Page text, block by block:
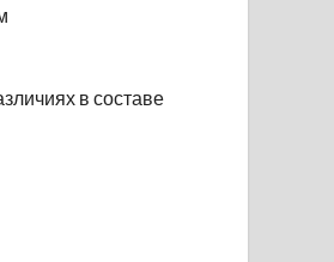
в составе